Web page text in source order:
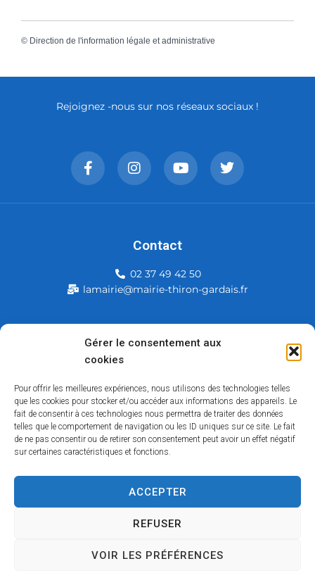
Gérer le consentement aux
cookies
Pour offrir les meilleures expériences, nous utilisons des technologies telles
que les cookies pour stocker et/ou accéder aux informations des appareils. Le
fait de consentir à ces technologies nous permettra de traiter des données
telles que le comportement de navigation ou les ID uniques sur ce site. Le fait
de ne pas consentir ou de retirer son consentement peut avoir un effet négatif
sur certaines caractéristiques et fonctions.
ACCEPTER
REFUSER
VOIR LES PRÉFÉRENCES
© Direction de l'information légale et administrative
Mairie de Thiron-Gardais
28480 Thiron-Gardais
Rejoignez -nous sur nos réseaux sociaux !
Contact
02 37 49 42 50
lamairie@mairie-thiron-gardais.fr
Traitement de données personnelles
Copyright © 2026 – Tous droits réservés